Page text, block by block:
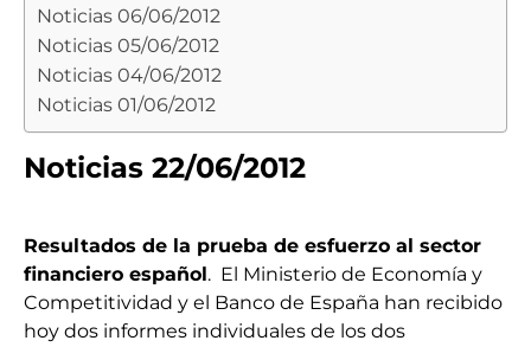
Noticias 06/06/2012
Noticias 05/06/2012
Noticias 04/06/2012
Noticias 01/06/2012
Noticias 22/06/2012
Resultados de la prueba de esfuerzo al sector
financiero español. El Ministerio de Economía y
Competitividad y el Banco de España han recibido
hoy dos informes individuales de los dos